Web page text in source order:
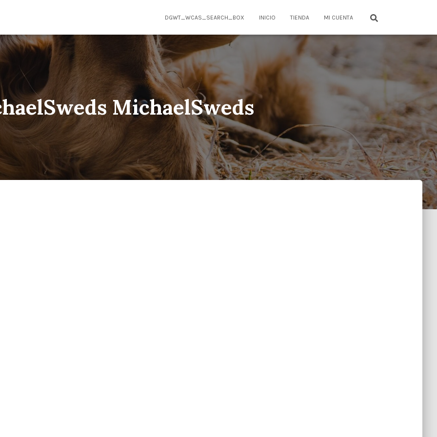
DGWT_WCAS_SEARCH_BOX INICIO TIENDA MI CUENTA
MichaelSweds